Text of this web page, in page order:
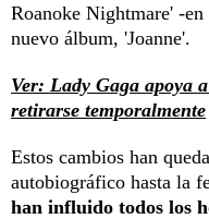
Roanoke Nightmare' -
nuevo álbum, 'Joanne'.
Ver: Lady Gaga apoya
retirarse temporalmente
Estos cambios han
autobiográfico hasta la
han influido todos los